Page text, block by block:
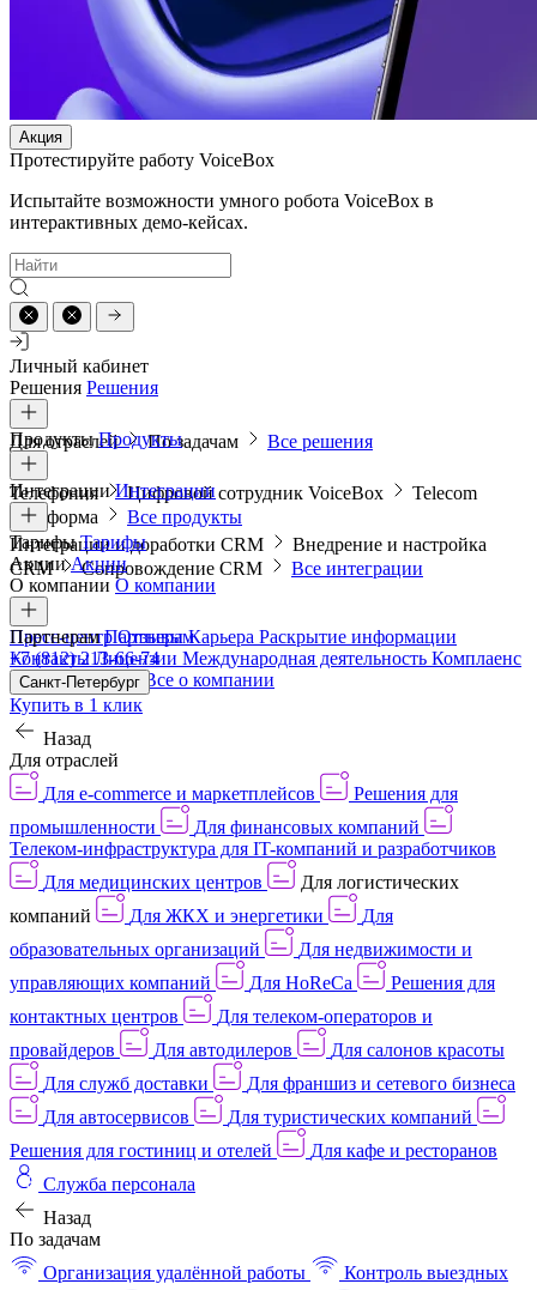
Акция
Протестируйте работу VoiceBox
Испытайте возможности умного робота VoiceBox в
интерактивных демо-кейсах.
Личный кабинет
Решения Решения
Для отраслей По задачам Все решения
ПродуктыПродукты
Телефония Цифровой сотрудник VoiceBox
Telecom
платформа
Все продукты
ИнтеграцииИнтеграции
Интеграции и доработки CRM
Внедрение и настройка
CRM
Сопровождение CRM Все интеграции
ТарифыТарифы
АкцииАкции
О компании О компании
Пресс-центрОтзывыКарьера Раскрытие информации
КонтактыЛицензии Международная деятельность Комплаенс
и деловая этика Все о компании
ПартнерамПартнерам
+7 (812) 213-66-74
Санкт-Петербург
Купить в 1 клик
Назад
Для отраслей
Для e-commerce и маркетплейсов
Решения для
промышленности
Для финансовых компаний
Телеком-инфраструктура для IT-компаний и разработчиков
Для медицинских центров
Для логистических
компаний
Для ЖКХ и энергетики
Для
образовательных организаций
Для недвижимости и
управляющих компаний
Для HoReCa
Решения для
контактных центров
Для телеком-операторов и
провайдеров
Для автодилеров
Для салонов красоты
Для служб доставки
Для франшиз и сетевого бизнеса
Для автосервисов
Для туристических компаний
Решения для гостиниц и отелей
Для кафе и ресторанов
Служба персонала
Назад
По задачам
Организация удалённой работы
Контроль выездных